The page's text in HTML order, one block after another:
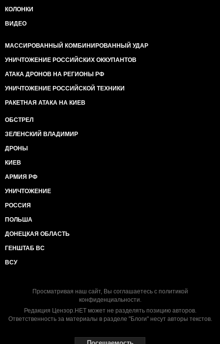
КОЛОНКИ
ВИДЕО
МАССИРОВАННЫЙ КОМБИНИРОВАННЫЙ УДАР
УНИЧТОЖЕНИЕ РОССИЙСКИХ ОККУПАНТОВ
АТАКА ДРОНОВ НА РЕГИОНЫ РФ
УНИЧТОЖЕНИЕ РОССИЙСКОЙ ТЕХНИКИ
РАКЕТНАЯ АТАКА НА КИЕВ
ОБСТРЕЛ
ЗЕЛЕНСКИЙ ВЛАДИМИР
ДРОНЫ
КИЕВ
АРМИЯ РФ
УНИЧТОЖЕНИЕ
РОССИЯ
ПОЛЬША
ДОНЕЦКАЯ ОБЛАСТЬ
ГЕНШТАБ ВС
ВСУ
Просматривая наш сайт, Вы соглашаетесь с политикой
конфиденциальности.
Редакция Цензор.НЕТ может не разделять позицию авторов.
Ответственность за материалы в разделе "Блоги" несут авторы текстов.